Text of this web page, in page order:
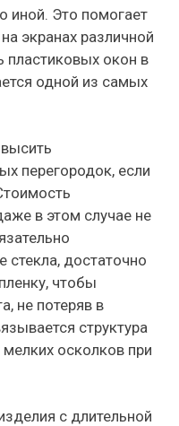
иной. Это помогает
экранах различной
пластиковых окон в
одной из самых
перегородок, если
в этом случае не
стекла, достаточно
чтобы
не потеряв в
структура
осколков при
с длительной